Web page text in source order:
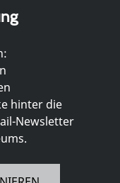
hinter die
Newsletter